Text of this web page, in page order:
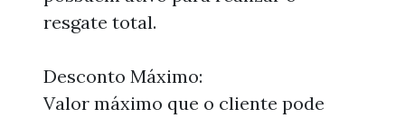
resgate total.
Desconto Máximo:
Valor máximo que o cliente pode